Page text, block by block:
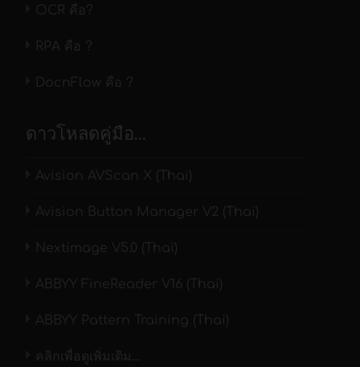
OCR คือ?
RPA คือ ?
DocnFlow คือ ?
ดาวโหลดคู่มือ…
Avision AVScan X (Thai)
Avision Button Manager V2 (Thai)
Nextimage V5.0 (Thai)
ABBYY FineReader V16 (Thai)
ABBYY Pattern Training (Thai)
คลิกเพื่อดูเพิ่มเติม…